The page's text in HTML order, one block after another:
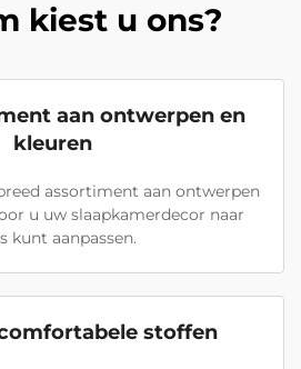
kiest u ons?
aan ontwerpen en
kleuren
assortiment aan ontwerpen
u uw slaapkamerdecor naar
kunt aanpassen.
stoffen